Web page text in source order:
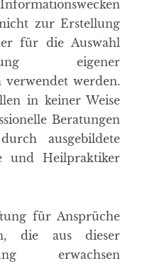
zur Erstellung
für die Auswahl
eigener
verwendet werden.
in keiner Weise
Beratungen
ausgebildete
und Heilpraktiker
für Ansprüche
die aus dieser
erwachsen